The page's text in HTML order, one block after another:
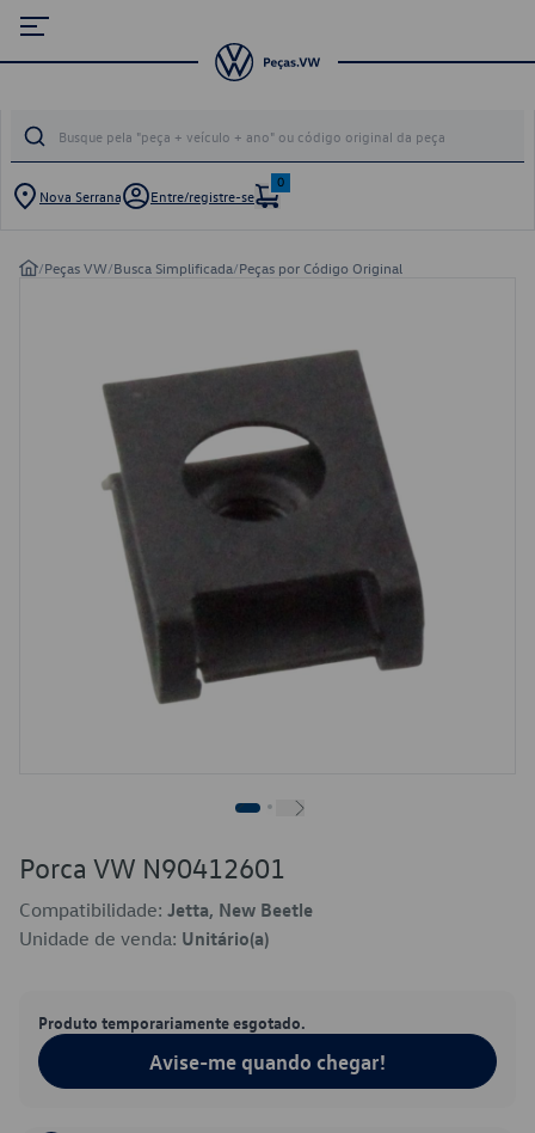
Nova Serrana Entre/registre-se
0
/Peças VW/Busca Simplificada/Peças por Código Original
Porca VW N90412601
Compatibilidade: Jetta, New Beetle
Unidade de venda: Unitário(a)
Produto temporariamente esgotado.
Avise-me quando chegar!